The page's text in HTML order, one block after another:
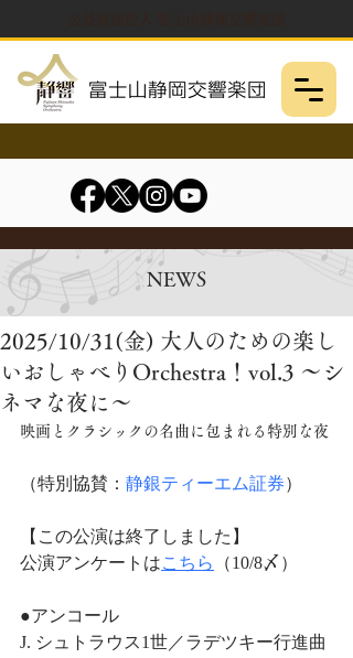
NEWS
2025/10/31(金) 大人のための楽し
いおしゃべりOrchestra！vol.3 ～シ
ネマな夜に～
映画とクラシックの名曲に包まれる特別な夜
（特別協賛： 静銀ティーエム証券）
【この公演は終了しました】
公演アンケートはこちら （10/8〆）
●アンコール
J. シュトラウス1世／ラデツキー行進曲